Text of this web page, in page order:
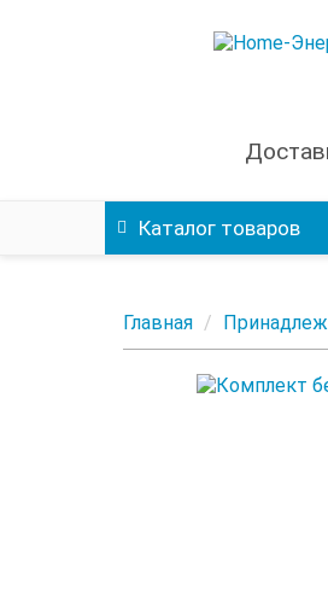
Каталог товаров
Главная